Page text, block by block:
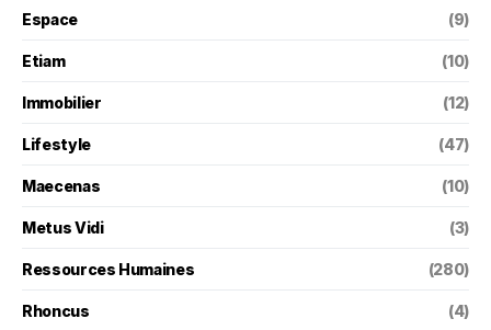
Espace (9)
Etiam (10)
Immobilier (12)
Lifestyle (47)
Maecenas (10)
Metus Vidi (3)
Ressources Humaines (280)
Rhoncus (4)